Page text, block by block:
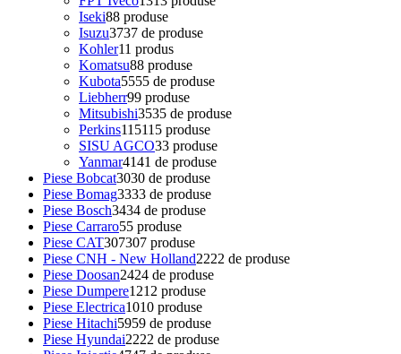
Iseki88 produse
Isuzu3737 de produse
Kohler11 produs
Komatsu88 produse
Kubota5555 de produse
Liebherr99 produse
Mitsubishi3535 de produse
Perkins115115 produse
SISU AGCO33 produse
Yanmar4141 de produse
Piese Bobcat3030 de produse
Piese Bomag3333 de produse
Piese Bosch3434 de produse
Piese Carraro55 produse
Piese CAT307307 produse
Piese CNH - New Holland2222 de produse
Piese Doosan2424 de produse
Piese Dumpere1212 produse
Piese Electrica1010 produse
Piese Hitachi5959 de produse
Piese Hyundai2222 de produse